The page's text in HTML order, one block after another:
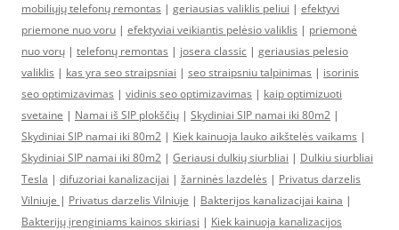
mobiliųjų telefonų remontas | geriausias valiklis peliui | efektyvi
priemone nuo voru | efektyviai veikiantis pelėsio valiklis | priemonė
nuo vorų | telefonų remontas | josera classic | geriausias pelesio
valiklis | kas yra seo straipsniai | seo straipsniu talpinimas | isorinis
seo optimizavimas | vidinis seo optimizavimas | kaip optimizuoti
svetaine | Namai iš SIP plokščių | Skydiniai SIP namai iki 80m2 |
Skydiniai SIP namai iki 80m2 | Kiek kainuoja lauko aikštelės vaikams |
Skydiniai SIP namai iki 80m2 | Geriausi dulkių siurbliai | Dulkiu siurbliai
Tesla | difuzoriai kanalizacijai | žarninės lazdelės | Privatus darzelis
Vilniuje | Privatus darzelis Vilniuje | Bakterijos kanalizacijai kaina |
Bakterijų įrenginiams kainos skiriasi | Kiek kainuoja kanalizacijos